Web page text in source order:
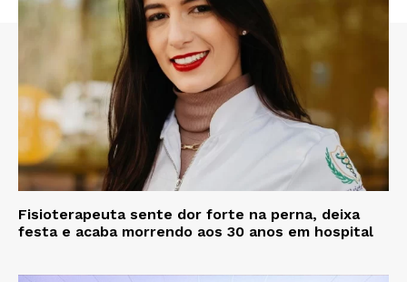
Fisioterapeuta sente dor forte na perna, deixa
festa e acaba morrendo aos 30 anos em hospital